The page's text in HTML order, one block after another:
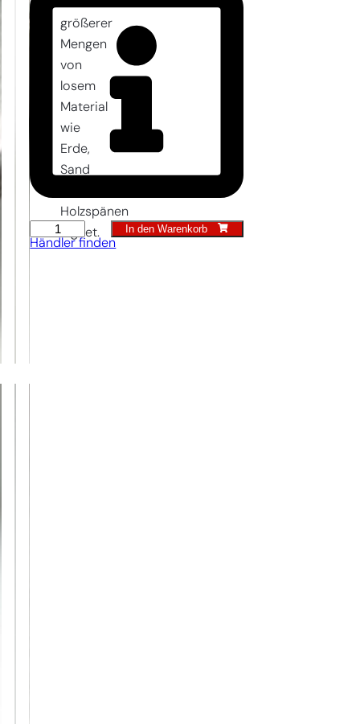
Kappe-
Kelle
In den Warenkorb
Händler finden
größerer
Mengen
von
losem
Material
wie
Erde,
Sand
Holzspänen
eignet.